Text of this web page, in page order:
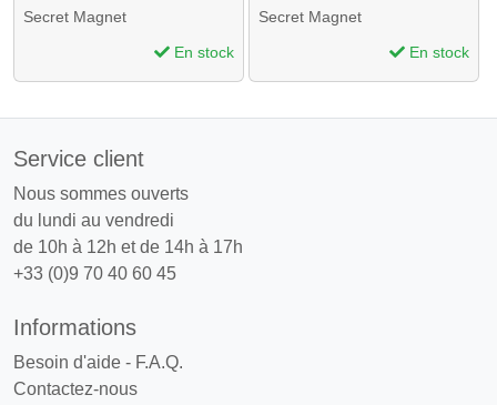
Secret Magnet
En stock
Secret Magnet
En stock
Service client
Nous sommes ouverts
du lundi au vendredi
de 10h à 12h et de 14h à 17h
+33 (0)9 70 40 60 45
Informations
Besoin d'aide - F.A.Q.
Contactez-nous